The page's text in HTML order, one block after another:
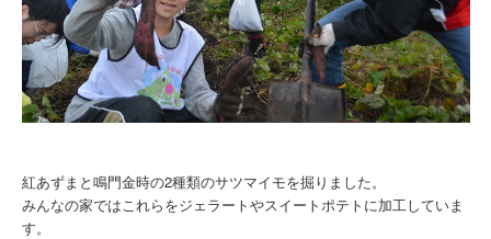
紅あずまと鳴門金時の2種類のサツマイモを掘りました。
みんなの家ではこれらをジェラートやスイートポテトに加工していま
す。